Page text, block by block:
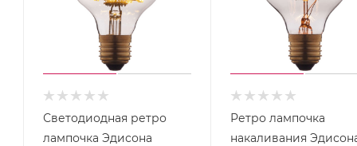
Светодиодная ретро
лампочка Эдисона
Ретро лампочка
накаливания